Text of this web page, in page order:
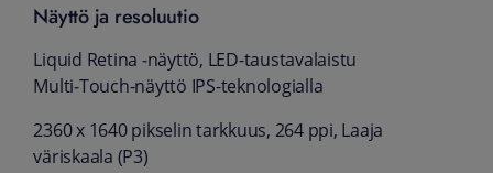
Näyttö ja resoluutio
Liquid Retina ‑näyttö, LED-taustavalaistu
Multi‑Touch-näyttö IPS-teknologialla
2360 x 1640 pikselin tarkkuus, 264 ppi, Laaja
väri­skaala (P3)